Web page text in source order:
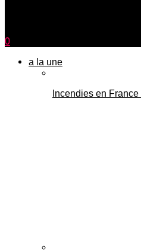
0
a la une
Incendies en